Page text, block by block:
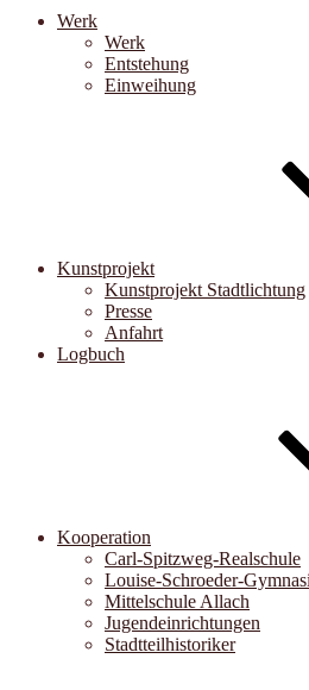
Werk
Werk
Entstehung
Einweihung
Kunstprojekt
Kunstprojekt Stadtlichtung
Presse
Anfahrt
Logbuch
Kooperation
Carl-Spitzweg-Realschule
Louise-Schroeder-
Mittelschule Allach
Jugendeinrichtungen
Stadtteilhistoriker